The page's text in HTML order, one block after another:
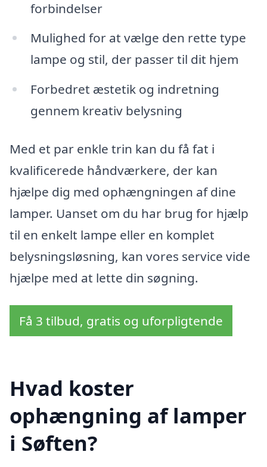
forbindelser
Mulighed for at vælge den rette type
lampe og stil, der passer til dit hjem
Forbedret æstetik og indretning
gennem kreativ belysning
Med et par enkle trin kan du få fat i
kvalificerede håndværkere, der kan
hjælpe dig med ophængningen af dine
lamper. Uanset om du har brug for hjælp
til en enkelt lampe eller en komplet
belysningsløsning, kan vores service vide
hjælpe med at lette din søgning.
Få 3 tilbud, gratis og uforpligtende
Hvad koster
ophængning af lamper
i Søften?